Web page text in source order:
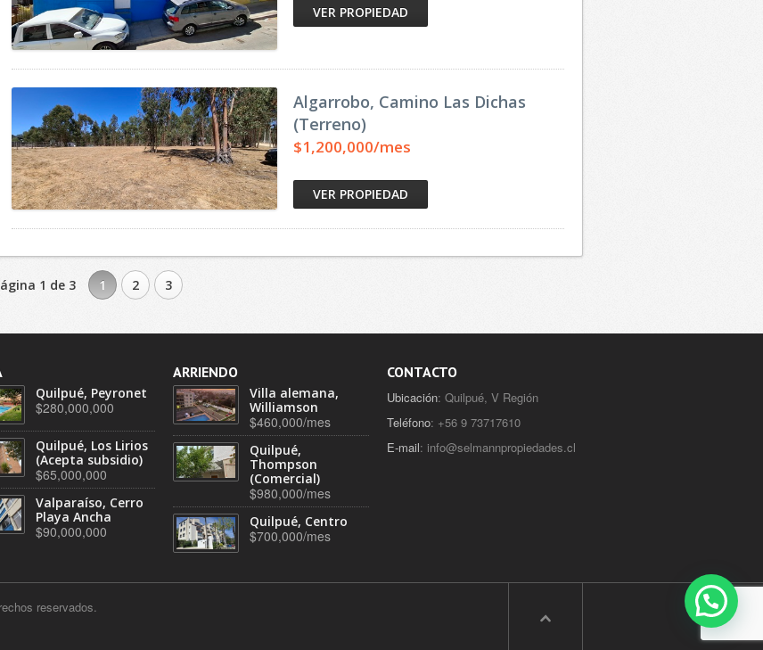
VER PROPIEDAD
Algarrobo, Camino Las Dichas
(Terreno)
$1,200,000/mes
VER PROPIEDAD
1 de 3 1 2 3
Quilpué, Peyronet
$280,000,000
Quilpué, Los Lirios
(Acepta subsidio)
$65,000,000
Valparaíso, Cerro
Playa Ancha
$90,000,000
ARRIENDO
Villa alemana,
Williamson
$460,000/mes
Quilpué,
Thompson
(Comercial)
$980,000/mes
Quilpué, Centro
$700,000/mes
CONTACTO
Ubicación: Quilpué, V Región
Teléfono: +56 9 73717610
E-mail: info@selmannpropiedades.cl
reservados.